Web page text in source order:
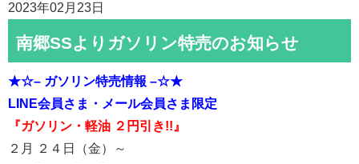
2023年02月23日
南郷SSよりガソリン特売のお知らせ
★☆– ガソリン特売情報 –☆★
LINE会員さま・メール会員さま限定
『ガソリン・軽油 ２円引き!!』
２月 ２４日（金）～